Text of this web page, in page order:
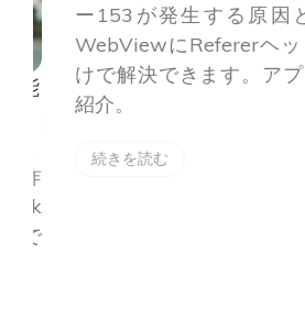
ー153が発生する原因と
WebViewにRefererヘッ
けで解決できます。アプ
紹介。
続きを読む